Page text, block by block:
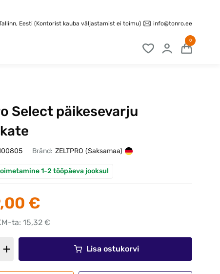
Eesti (Kontorist kauba väljastamist ei toimu) info@tonro.ee
0
Select päikesevarju
Bränd: ZELTPRO (Saksamaa)
1-2 tööpäeva jooksul
€
ta: 15,32 €
Lisa ostukorvi